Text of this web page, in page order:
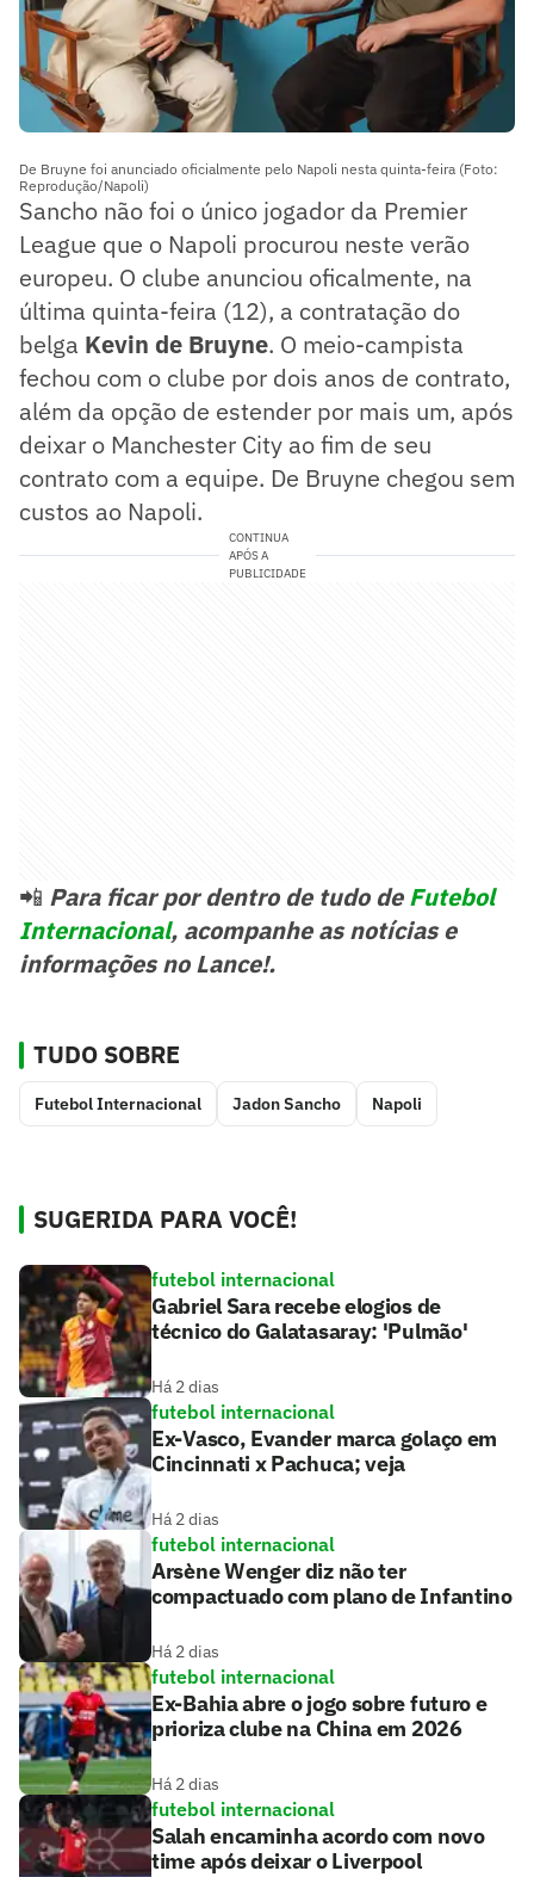
De Bruyne foi anunciado oficialmente pelo Napoli nesta quinta-feira (Foto:
Reprodução/Napoli)
Sancho não foi o único jogador da Premier
League que o Napoli procurou neste verão
europeu. O clube anunciou oficalmente, na
última quinta-feira (12), a contratação do
belga Kevin de Bruyne. O meio-campista
fechou com o clube por dois anos de contrato,
além da opção de estender por mais um, após
deixar o Manchester City ao fim de seu
contrato com a equipe. De Bruyne chegou sem
custos ao Napoli.
CONTINUA
APÓS A
PUBLICIDADE
📲 Para ficar por dentro de tudo deFutebol
Internacional, acompanhe as notícias e
informações no Lance!.
TUDO SOBRE
Futebol Internacional Jadon Sancho Napoli
SUGERIDA PARA VOCÊ!
futebol internacional
Gabriel Sara recebe elogios de
técnico do Galatasaray: 'Pulmão'
Há 2 dias
futebol internacional
Ex-Vasco, Evander marca golaço em
Cincinnati x Pachuca; veja
Há 2 dias
futebol internacional
Arsène Wenger diz não ter
compactuado com plano de Infantino
Há 2 dias
futebol internacional
Ex-Bahia abre o jogo sobre futuro e
prioriza clube na China em 2026
Há 2 dias
futebol internacional
Salah encaminha acordo com novo
time após deixar o Liverpool